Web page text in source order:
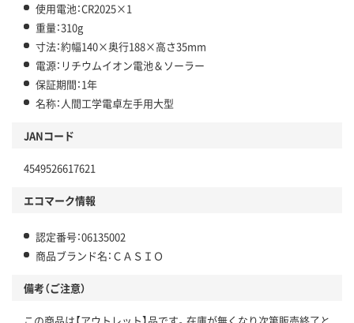
使用電池：CR2025×1
重量：310g
寸法：約幅140×奥行188×高さ35mm
電源：リチウムイオン電池＆ソーラー
保証期間：1年
名称：人間工学電卓左手用大型
JANコード
4549526617621
エコマーク情報
認定番号：06135002
商品ブランド名：ＣＡＳＩＯ
備考（ご注意）